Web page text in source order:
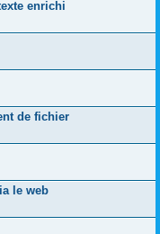
enrichi
de fichier
le web